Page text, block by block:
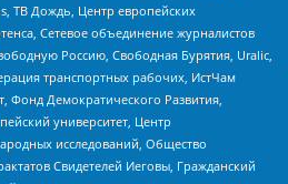
ТВ Дождь, Центр европейских
Сетевое объединение журналистов
Россию, Свободная Бурятия, Uralic,
транспортных рабочих, ИстЧам
Фонд Демократического Развития,
университет, Центр
исследований, Общество
Свидетелей Иеговы, Гражданский